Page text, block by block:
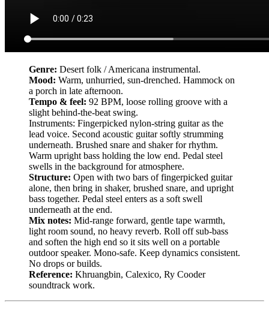
Genre: Desert folk / Americana instrumental.
Mood: Warm, unhurried, sun-drenched. Hammock on
a porch in late afternoon.
Tempo & feel: 92 BPM, loose rolling groove with a
slight behind-the-beat swing.
Instruments: Fingerpicked nylon-string guitar as the
lead voice. Second acoustic guitar softly strumming
underneath. Brushed snare and shaker for rhythm.
Warm upright bass holding the low end. Pedal steel
swells in the background for atmosphere.
Structure: Open with two bars of fingerpicked guitar
alone, then bring in shaker, brushed snare, and upright
bass together. Pedal steel enters as a soft swell
underneath at the end.
Mix notes: Mid-range forward, gentle tape warmth,
light room sound, no heavy reverb. Roll off sub-bass
and soften the high end so it sits well on a portable
outdoor speaker. Mono-safe. Keep dynamics consistent.
No drops or builds.
Reference: Khruangbin, Calexico, Ry Cooder
soundtrack work.